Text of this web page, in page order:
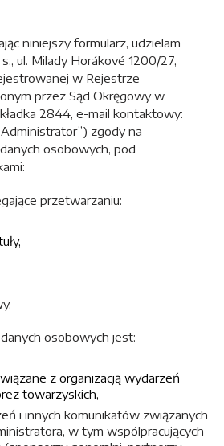
niniejszy formularz, udzielam
ul. Milady Horákové 1200/27,
w Rejestrze
przez Sąd Okręgowy w
2844, e-mail kontaktowy:
zgody na
osobowych, pod
przetwarzaniu:
osobowych jest:
z organizacją wydarzeń
towarzyskich,
i innych komunikatów związanych
w tym wspólpracujących